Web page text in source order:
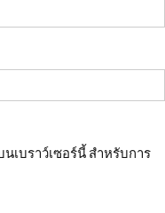
เบราว์เซอร์นี้ สำหรับการ